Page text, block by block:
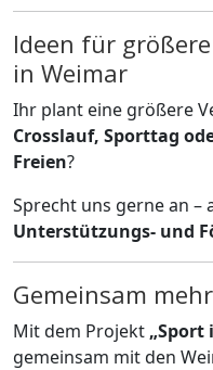
Ideen für
in Weimar
Ihr plant eine größere
Crosslauf, Sporttag
Freien?
Sprecht uns gerne an
Unterstützungs- und
Gemeinsam
Mit dem Projekt „Sport
gemeinsam mit den